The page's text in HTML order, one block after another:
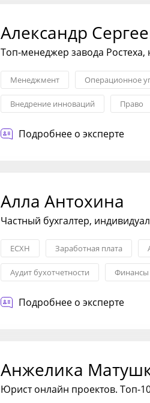
Александр
Топ-менеджер завода Ростеха,
Менеджмент Операционное
Внедрение инноваций Право
Корпоративное право
Подробнее о эксперте
Алла Антохина
Частный бухгалтер,
ЕСХН Заработная плата
Aудит бухотчетности Финансы
Подробнее о эксперте
Анжелика
Юрист онлайн проектов. Топ-